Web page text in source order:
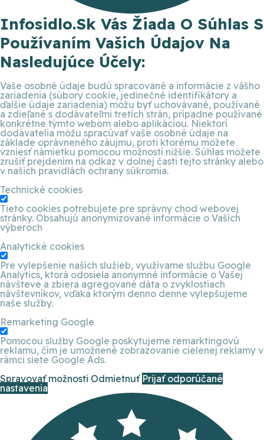
Infosidlo.sk Vás Žiada O Súhlas S
Používaním Vašich Údajov Na
Nasledujúce Účely:
Vaše osobné údaje budú spracované a informácie z vášho
zariadenia (súbory cookie, jedinečné identifikátory a
ďalšie údaje zariadenia) môžu byť uchovávané, používané
a zdieľané s dodávateľmi tretích strán, prípadne používané
konkrétne týmto webom alebo aplikáciou. Niektorí
dodávatelia môžu spracúvať vaše osobné údaje na
základe oprávneného záujmu, proti ktorému môžete
vzniesť námietku pomocou možností nižšie. Súhlas môžete
zrušiť prejdením na odkaz v dolnej časti tejto stránky alebo
v našich pravidlách ochrany súkromia.
Technické cookies
Tieto cookies potrebujete pre správny chod webovej
stránky. Obsahujú anonymizované informácie o Vaších
výberoch
Analytické cookies
Pre vylepšenie naších služieb, využívame službu Google
Analytics, ktorá odosiela anonymné informácie o Vašej
návšteve a zbiera agregované dáta o zvyklostiach
návštevníkov, vďaka ktorým denno denne vylepšujeme
naše služby.
Remarketing Google
Pomocou služby Google poskytujeme remarktingovú
reklamu, čím je umožnené zobrazovanie cielenej reklamy v
rámci siete Google Ads.
Spravovať možnosti Odmietnuť Prijať odporúčané
nastavenia